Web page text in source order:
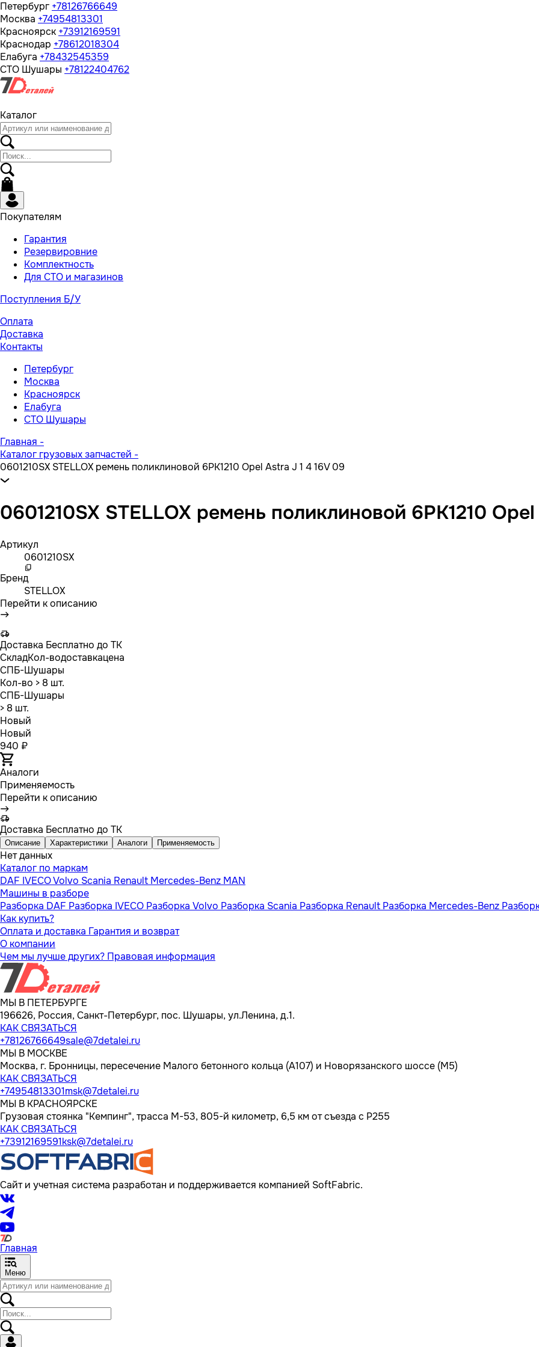
Петербург +78126766649
Москва +74954813301
Красноярск +73912169591
Краснодар +78612018304
Елабуга +78432545359
СТО Шушары +78122404762
Каталог
Покупателям
Гарантия
Резервировние
Комплектность
Для СТО и магазинов
Поступления Б/У
Оплата
Доставка
Контакты
Петербург
Москва
Красноярск
Елабуга
СТО Шушары
Главная -
Каталог грузовых запчастей -
0601210SX STELLOX ремень поликлиновой 6PK1210 Opel Astra J 1 4 16V 09
0601210SX STELLOX ремень поликлиновой 6PK1210
Артикул
0601210SX
Бренд
STELLOX
Перейти к описанию
Доставка Бесплатно до ТК
СкладКол-водоставкацена
СПБ-Шушары
Кол-во > 8 шт.
СПБ-Шушары
> 8 шт.
Новый
Новый
940 ₽
Аналоги
Применяемость
Перейти к описанию
Доставка Бесплатно до ТК
Описание Характеристики Аналоги Применяемость
Нет данных
Каталог по маркам
DAF IVECOVolvo Scania Renault Mercedes-Benz MAN
Машины в разборе
Разборка DAF Разборка IVECO Разборка Volvo Разборка Scania Разборка Renault Разборка Mercedes-Benz
Как купить?
Оплата и доставка Гарантия и возврат
О компании
Чем мы лучше других? Правовая информация
МЫ В ПЕТЕРБУРГЕ
196626, Россия, Санкт-Петербург, пос. Шушары, ул.Ленина, д.1.
КАК СВЯЗАТЬСЯ
+78126766649sale@7detalei.ru
МЫ В МОСКВЕ
Москва, г. Бронницы, пересечение Малого бетонного кольца (А107) и Новорязанского шоссе (М5)
КАК СВЯЗАТЬСЯ
+74954813301msk@7detalei.ru
МЫ В КРАСНОЯРСКЕ
Грузовая стоянка "Кемпинг", трасса M-53, 805-й километр, 6,5 км от съезда с Р255
КАК СВЯЗАТЬСЯ
+73912169591ksk@7detalei.ru
Сайт и учетная система разработан и поддерживается компанией SoftFabric.
Главная
Меню